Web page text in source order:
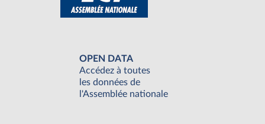
OPEN DATA
Accédez à toutes
les données de
l'Assemblée nationale